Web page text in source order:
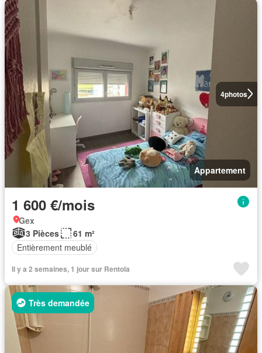
4photos
Appartement
1 600 €/mois
Gex
3 Pièces
61 m²
Entièrement meublé
Il y a 2 semaines, 1 jour sur Rentola
Très demandée